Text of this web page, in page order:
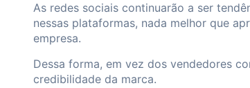
As redes sociais continuarão a ser
nessas plataformas, nada melhor que
empresa.
Dessa forma, em vez dos vendedores
credibilidade da marca.